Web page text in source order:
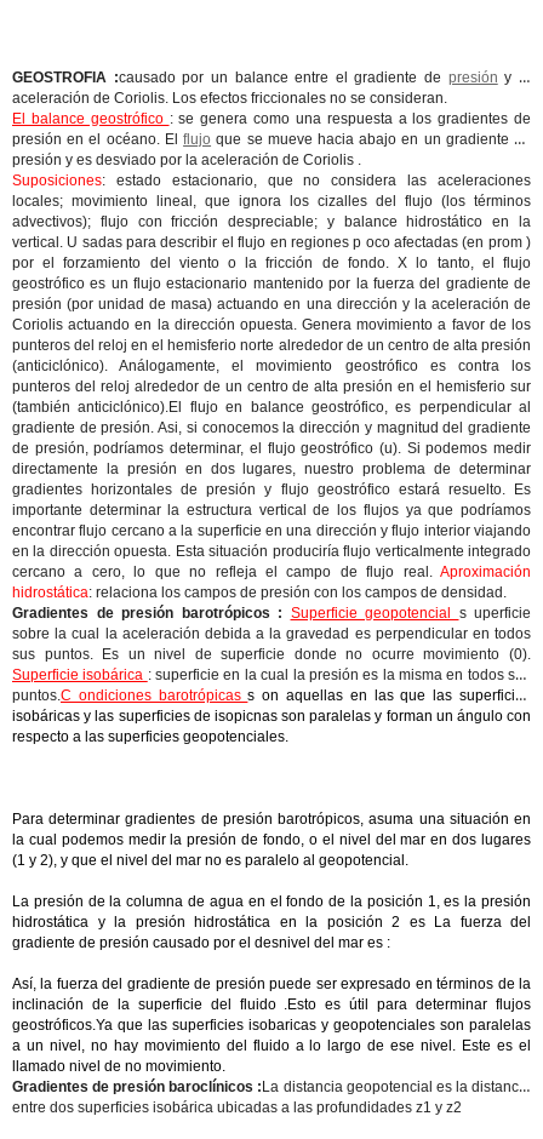
GEOSTROFIA :causado por un balance entre el gradiente de presión y la
aceleración de Coriolis. Los efectos friccionales no se consideran.
El balance geostrófico : se genera como una respuesta a los gradientes de
presión en el océano. Elflujo que se mueve hacia abajo en un gradiente de
presión y es desviado por la aceleración de Coriolis .
Suposiciones: estado estacionario, que no considera las aceleraciones
locales; movimiento lineal, que ignora los cizalles del flujo (los términos
advectivos); flujo con fricción despreciable; y balance hidrostático en la
vertical. U sadas para describir el flujo en regiones p oco afectadas (en prom )
por el forzamiento del viento o la fricción de fondo. X lo tanto, el flujo
geostrófico es un flujo estacionario mantenido por la fuerza del gradiente de
presión (por unidad de masa) actuando en una dirección y la aceleración de
Coriolis actuando en la dirección opuesta. Genera movimiento a favor de los
punteros del reloj en el hemisferio norte alrededor de un centro de alta presión
(anticiclónico). Análogamente, el movimiento geostrófico es contra los
punteros del reloj alrededor de un centro de alta presión en el hemisferio sur
(también anticiclónico).El flujo en balance geostrófico, es perpendicular al
gradiente de presión. Asi, si conocemos la dirección y magnitud del gradiente
de presión, podríamos determinar, el flujo geostrófico (u). Si podemos medir
directamente la presión en dos lugares, nuestro problema de determinar
gradientes horizontales de presión y flujo geostrófico estará resuelto. Es
importante determinar la estructura vertical de los flujos ya que podríamos
encontrar flujo cercano a la superficie en una dirección y flujo interior viajando
en la dirección opuesta. Esta situación produciría flujo verticalmente integrado
cercano a cero, lo que no refleja el campo de flujo real. Aproximación
hidrostática: relaciona los campos de presión con los campos de densidad.
Gradientes de presión barotrópicos : Superficie geopotencial s uperficie
sobre la cual la aceleración debida a la gravedad es perpendicular en todos
sus puntos. Es un nivel de superficie donde no ocurre movimiento (0).
Superficie isobárica : superficie en la cual la presión es la misma en todos sus
puntos.C ondiciones barotrópicass on aquellas en las que las superficies
isobáricas y las superficies de isopicnas son paralelas y forman un ángulo con
respecto a las superficies geopotenciales.
Para determinar gradientes de presión barotrópicos, asuma una situación en
la cual podemos medir la presión de fondo, o el nivel del mar en dos lugares
(1 y 2), y que el nivel del mar no es paralelo al geopotencial.
La presión de la columna de agua en el fondo de la posición 1, es la presión
hidrostática y la presión hidrostática en la posición 2 es La fuerza del
gradiente de presión causado por el desnivel del mar es :
Así, la fuerza del gradiente de presión puede ser expresado en términos de la
inclinación de la superficie del fluido .Esto es útil para determinar flujos
geostróficos.Ya que las superficies isobaricas y geopotenciales son paralelas
a un nivel, no hay movimiento del fluido a lo largo de ese nivel. Este es el
llamado nivel de no movimiento.
Gradientes de presión baroclínicos : La distancia geopotencial es la distancia
entre dos superficies isobárica ubicadas a las profundidades z1 y z2